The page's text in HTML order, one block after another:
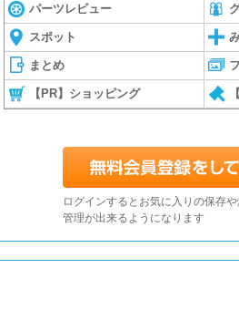
パーツレビュー
スポット
まとめ
【PR】ショッピング
ログインするとお気に入りの保存
管理が出来るようになります